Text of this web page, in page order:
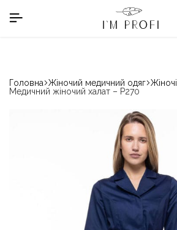
в номінації «Кращій виробник
Головна Жіночий медичний одяг
Медичний жіночий халат – P270